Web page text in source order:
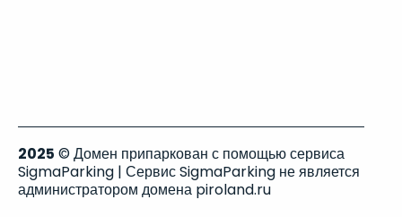
2025 © Домен припаркован с помощью сервиса
SigmaParking | Сервис SigmaParking не является
администратором домена piroland.ru